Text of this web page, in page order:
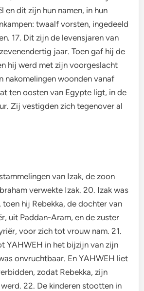
en dit zijn hun namen, in hun
twaalf vorsten, ingedeeld
17. Dit zijn de levensjaren van
jaar. Toen gaf hij de
hij werd met zijn voorgeslacht
nakomelingen woonden vanaf
ten oosten van Egypte ligt, in de
Zij vestigden zich tegenover al
van Izak, de zoon
verwekte Izak. 20. Izak was
hij Rebekka, de dochter van
uit Paddan-Aram, en de zuster
voor zich tot vrouw nam. 21.
YAHWEH in het bijzijn van zijn
onvruchtbaar. En YAHWEH liet
zodat Rebekka, zijn
22. De kinderen stootten in